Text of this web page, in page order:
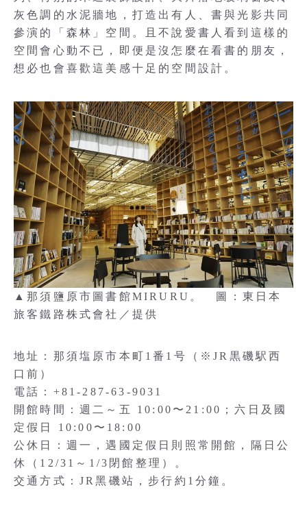
灰色調的水泥牆地，打造出有人、書與光影共同
參演的「森林」空間。且不說愛書人看到這樣的
空間會心動不已，即便是沒怎麼在看書的朋友，
想必也會喜歡這美感十足的空間設計。
▲那須鹽原市圖書館MIRURU。 圖：東日本
旅客鐵路株式會社／提供
地址：那須塩原市本町1番1号（※JR黒磯駅西
口前）
電話：+81-287-63-9031
開館時間：週二～五 10:00〜21:00；六日及國
定假日 10:00〜18:00
公休日：週一，遇國定假日則照常開館，隔日公
休（12/31～1/3閉館整理）。
交通方式：JR黑磯站，步行約1分鐘。